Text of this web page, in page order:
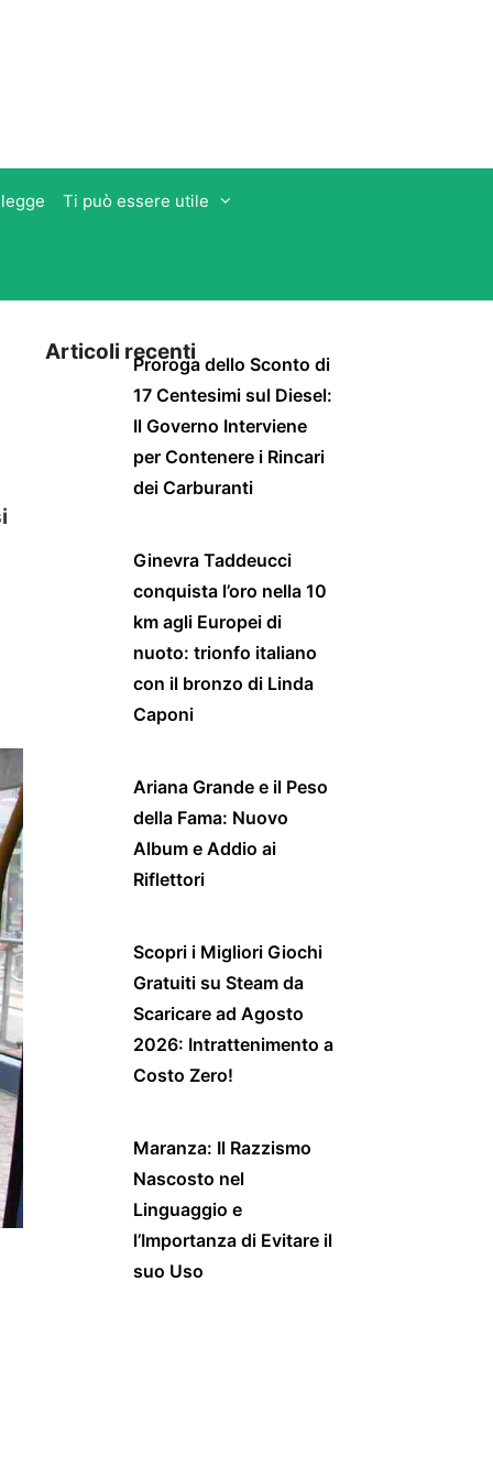
Ti può essere utile
Articoli recentiProroga dello Sconto di
17 Centesimi sul Diesel:
Il Governo Interviene
per Contenere i Rincari
dei Carburanti
Ginevra Taddeucci
conquista l’oro nella 10
km agli Europei di
nuoto: trionfo italiano
con il bronzo di Linda
Caponi
Ariana Grande e il Peso
della Fama: Nuovo
Album e Addio ai
Riflettori
Scopri i Migliori Giochi
Gratuiti su Steam da
Scaricare ad Agosto
2026: Intrattenimento a
Costo Zero!
Maranza: Il Razzismo
Nascosto nel
Linguaggio e
l’Importanza di Evitare il
suo Uso